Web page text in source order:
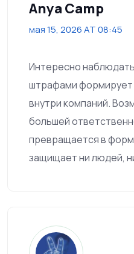
Anya Camp
мая 15, 2026 AT 08:45
Интересно
штрафами формирует
внутри компаний.
большей
превращается в
защищает ни людей,